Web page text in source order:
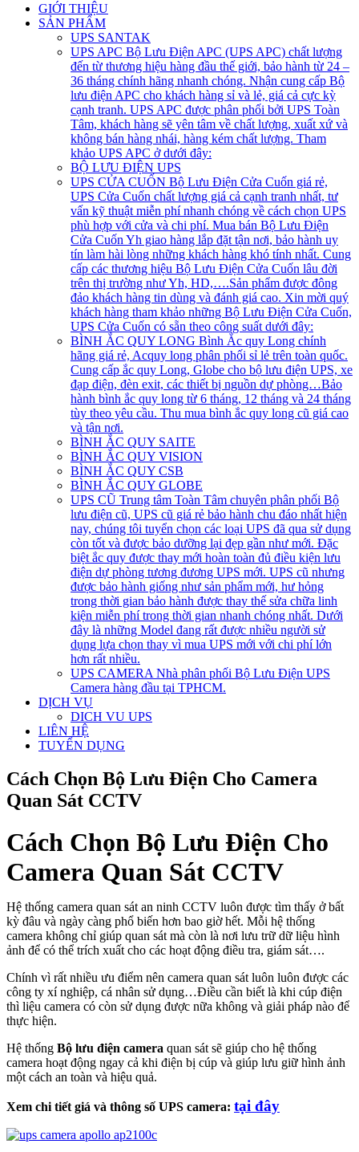
GIỚI THIỆU
SẢN PHẨM
UPS SANTAK
UPS APC Bộ Lưu Điện APC (UPS APC) chất lượng
đến từ thương hiệu hàng đầu thế giới, bảo hành từ 24 –
36 tháng chính hãng nhanh chóng. Nhận cung cấp Bộ
lưu điện APC cho khách hàng sỉ và lẻ, giá cả cực kỳ
cạnh tranh. UPS APC được phân phối bởi UPS Toàn
Tâm, khách hàng sẽ yên tâm về chất lượng, xuất xứ và
không bán hàng nhái, hàng kém chất lượng. Tham
khảo UPS APC ở dưới đây:
BỘ LƯU ĐIỆN UPS
UPS CỬA CUỐN Bộ Lưu Điện Cửa Cuốn giá rẻ,
UPS Cửa Cuốn chất lượng giá cả cạnh tranh nhất, tư
vấn kỹ thuật miễn phí nhanh chóng về cách chọn UPS
phù hợp với cửa và chi phí. Mua bán Bộ Lưu Điện
Cửa Cuốn Yh giao hàng lắp đặt tận nơi, bảo hành uy
tín làm hài lòng những khách hàng khó tính nhất. Cung
cấp các thương hiệu Bộ Lưu Điện Cửa Cuốn lâu đời
trên thị trường như Yh, HD,….Sản phẩm được đông
đảo khách hàng tin dùng và đánh giá cao. Xin mời quý
khách hàng tham khảo những Bộ Lưu Điện Cửa Cuốn,
UPS Cửa Cuốn có sẵn theo công suất dưới đây:
BÌNH ẮC QUY LONG Bình Ắc quy Long chính
hãng giá rẻ, Acquy long phân phối sỉ lẻ trên toàn quốc.
Cung cấp ắc quy Long, Globe cho bộ lưu điện UPS, xe
đạp điện, đèn exit, các thiết bị nguồn dự phòng…Bảo
hành bình ắc quy long từ 6 tháng, 12 tháng và 24 tháng
tùy theo yêu cầu. Thu mua bình ắc quy long cũ giá cao
và tận nơi.
BÌNH ẮC QUY SAITE
BÌNH ẮC QUY VISION
BÌNH ẮC QUY CSB
BÌNH ẮC QUY GLOBE
UPS CŨ Trung tâm Toàn Tâm chuyên phân phối Bộ
lưu điện cũ, UPS cũ giá rẻ bảo hành chu đáo nhất hiện
nay, chúng tôi tuyển chọn các loại UPS đã qua sử dụng
còn tốt và được bảo dưỡng lại đẹp gần như mới. Đặc
biệt ắc quy được thay mới hoàn toàn đủ điều kiện lưu
điện dự phòng tương đương UPS mới. UPS cũ nhưng
được bảo hành giống như sản phẩm mới, hư hỏng
trong thời gian bảo hành được thay thế sửa chữa linh
kiện miễn phí trong thời gian nhanh chóng nhất. Dưới
đây là những Model đang rất được nhiều người sử
dụng lựa chọn thay vì mua UPS mới với chi phí lớn
hơn rất nhiều.
UPS CAMERA Nhà phân phối Bộ Lưu Điện UPS
Camera hàng đầu tại TPHCM.
DỊCH VỤ
DICH VU UPS
LIÊN HỆ
TUYỂN DỤNG
Cách Chọn Bộ Lưu Điện Cho Camera
Quan Sát CCTV
Cách Chọn Bộ Lưu Điện Cho
Camera Quan Sát CCTV
Hệ thống camera quan sát an ninh CCTV luôn được tìm thấy ở bất
kỳ đâu và ngày càng phổ biến hơn bao giờ hết. Mỗi hệ thống
camera không chỉ giúp quan sát mà còn là nơi lưu trữ dữ liệu hình
ảnh để có thể trích xuất cho các hoạt động điều tra, giám sát….
Chính vì rất nhiều ưu điểm nên camera quan sát luôn luôn được các
công ty xí nghiệp, cá nhân sử dụng…Điều cần biết là khi cúp điện
thì liệu camera có còn sử dụng được nữa không và giải pháp nào để
thực hiện.
Hệ thống Bộ lưu điện camera quan sát sẽ giúp cho hệ thống
camera hoạt động ngay cả khi điện bị cúp và giúp lưu giữ hình ảnh
một cách an toàn và hiệu quả.
Xem chi tiết giá và thông số UPS camera: tại đây